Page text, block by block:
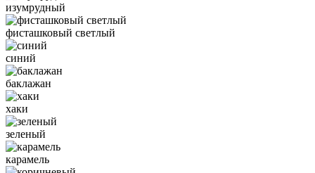
изумрудный
фисташковый светлый
синий
баклажан
хаки
зеленый
карамель